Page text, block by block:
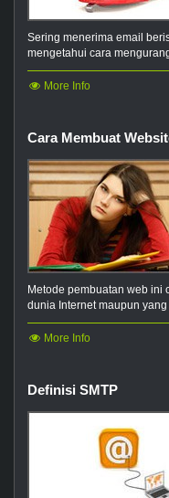
Sering menerima email
mengetahui cara
More Info
Cara Membuat
Metode pembuatan web ini
dunia Internet maupun yang
More Info
Definisi SMTP